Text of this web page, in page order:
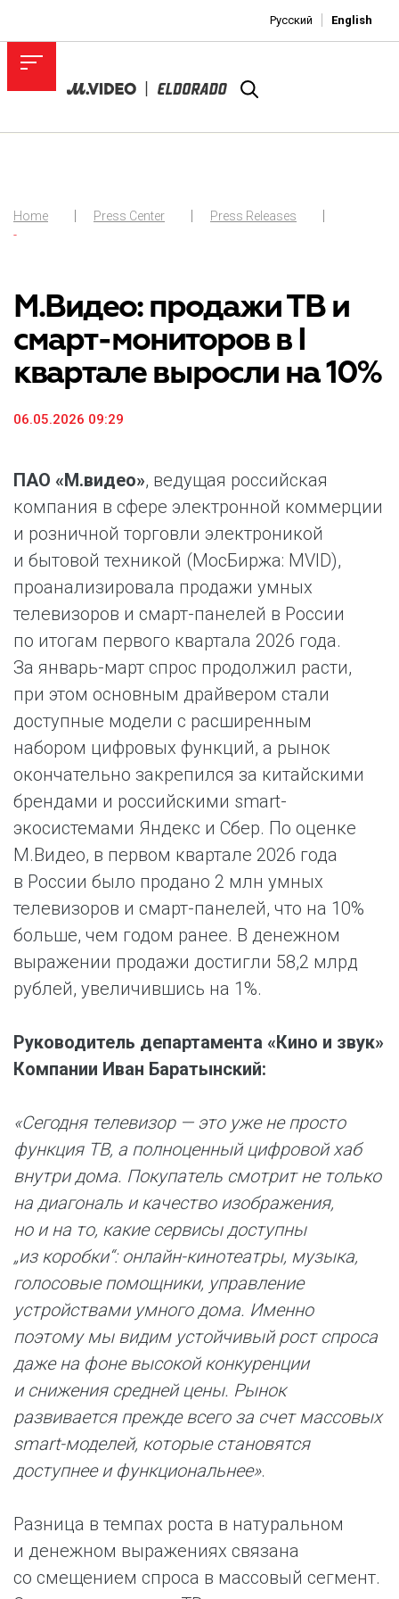
Русский English
Home Press Center
Press Releases
-
М.Видео: продажи ТВ и
смарт-мониторов в I
квартале выросли на 10%
06.05.2026 09:29
ПАО «М.видео», ведущая российская
компания в сфере электронной коммерции
и розничной торговли электроникой
и бытовой техникой (МосБиржа: MVID),
проанализировала продажи умных
телевизоров и смарт-панелей в России
по итогам первого квартала 2026 года.
За январь-март спрос продолжил расти,
при этом основным драйвером стали
доступные модели с расширенным
набором цифровых функций, а рынок
окончательно закрепился за китайскими
брендами и российскими smart-
экосистемами Яндекс и Сбер. По оценке
М.Видео, в первом квартале 2026 года
в России было продано 2 млн умных
телевизоров и смарт-панелей, что на 10%
больше, чем годом ранее. В денежном
выражении продажи достигли 58,2 млрд
рублей, увеличившись на 1%.
Руководитель департамента «Кино и звук»
Компании Иван Баратынский:
«Сегодня телевизор — это уже не просто
функция ТВ, а полноценный цифровой хаб
внутри дома. Покупатель смотрит не только
на диагональ и качество изображения,
но и на то, какие сервисы доступны
„из коробки“: онлайн-кинотеатры, музыка,
голосовые помощники, управление
устройствами умного дома. Именно
поэтому мы видим устойчивый рост спроса
даже на фоне высокой конкуренции
и снижения средней цены. Рынок
развивается прежде всего за счет массовых
smart-моделей, которые становятся
доступнее и функциональнее».
Разница в темпах роста в натуральном
и денежном выражениях связана
со смещением спроса в массовый сегмент.